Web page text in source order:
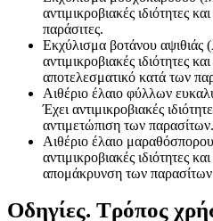
αντιμικροβιακές ιδιότητες
παράσιτες.
Εκχύλισμα βοτάνου
αντιμικροβιακές ιδιότητες
αποτελεσματικό κατά των
Αιθέριο έλαιο φύλλων
Έχει αντιμικροβιακές
αντιμετώπιση των παρασίτων.
Αιθέριο έλαιο
αντιμικροβιακές ιδιότητες
απομάκρυνση των
Οδηγίες. Τρόπος